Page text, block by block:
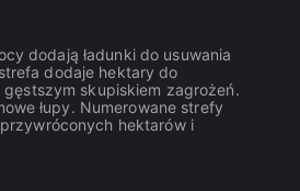
dodają ładunki do usuwania
dodaje hektary do
skupiskiem zagrożeń.
łupy. Numerowane strefy
hektarów i